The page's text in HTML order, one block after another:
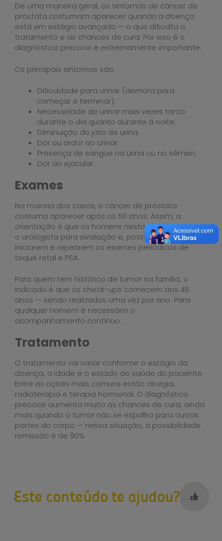
De uma maneira geral, os sintomas de câncer de
próstata costumam aparecer quando a doença
está em estágio avançado — o que dificulta o
tratamento e as chances de cura. Por isso é o
diagnóstico precoce é extremamente importante.
Os principais sintomas são:
Dificuldade para urinar (demora para
começar e terminar);
Necessidade de urinar mais vezes tanto
durante o dia quanto durante à noite;
Diminuição do jato de urina;
Dor ou ardor ao urinar;
Presença de sangue na urina ou no sêmen;
Dor ao ejacular.
Exames
Na maioria dos casos, o câncer de próstata
costuma aparecer após os 50 anos. Assim, a
orientação é que os homens nesta idade procurem
o urologista para avaliação e, posteriormente,
iniciarem e repetirem os exames periódicos de
toque retal e PSA.
Para quem tem histórico de tumor na família, o
indicado é que os check-ups comecem aos 45
anos — sendo realizados uma vez por ano. Para
qualquer homem é necessário o
acompanhamento contínuo.
Tratamento
O tratamento vai variar conforme o estágio da
doença, a idade e o estado de saúde do paciente.
Entre as ações mais comuns estão cirurgia,
radioterapia e terapia hormonal. O diagnóstico
precoce aumenta muito as chances de cura, ainda
mais quando o tumor não se espalho para outras
partes do corpo — nessa situação, a possibilidade
remissão é de 90%.
Este conteúdo te ajudou?